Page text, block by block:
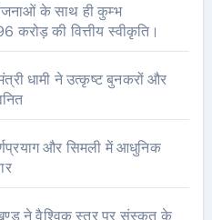
के साथ ही कुम्भ
की वित्तीय स्वीकृति।
धामी ने उत्कृष्ट बुनकरों और
और सिमली में आधुनिक
ने वैश्विक स्तर पर संस्कृत के